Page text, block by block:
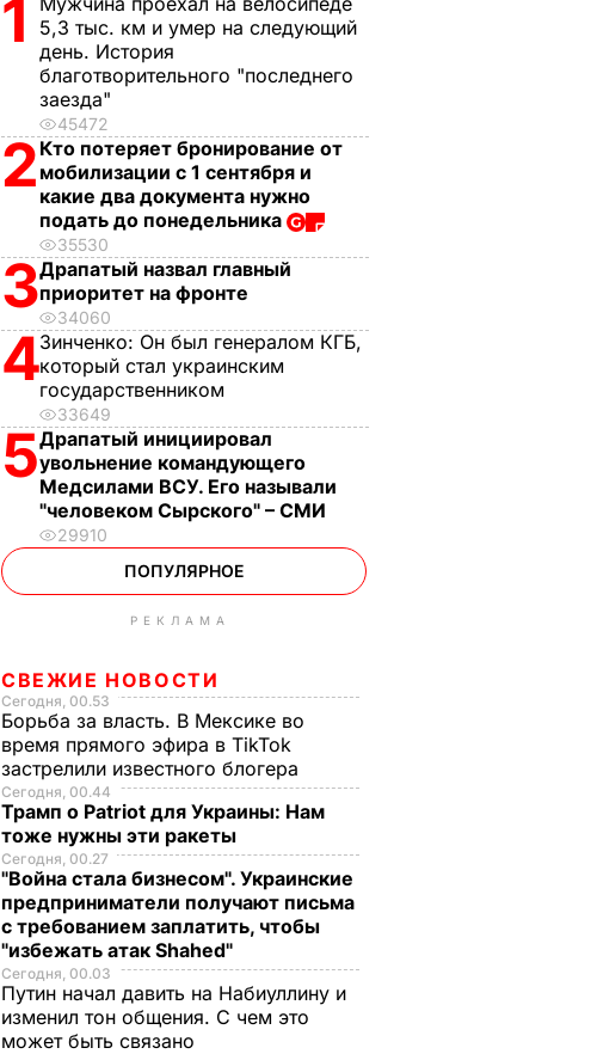
1
5,3 тыс. км и умер на следующий
день. История
благотворительного "последнего
заезда"
45472
2 Кто потеряет бронирование от
мобилизации с 1 сентября и
какие два документа нужно
подать до понедельника
35530
3Драпатый назвал главный
приоритет на фронте
34060
4Зинченко: Он был генералом КГБ,
который стал украинским
государственником
33649
5Драпатый инициировал
увольнение командующего
Медсилами ВСУ. Его называли
"человеком Сырского" – СМИ
29910
ПОПУЛЯРНОЕ
РЕКЛАМА
СВЕЖИЕ НОВОСТИ
Сегодня, 00.53
Борьба за власть. В Мексике во
время прямого эфира в TikTok
застрелили известного блогера
Сегодня, 00.44
Трамп о Patriot для Украины: Нам
тоже нужны эти ракеты
Сегодня, 00.27
"Война стала бизнесом". Украинские
предприниматели получают письма
с требованием заплатить, чтобы
"избежать атак Shahed"
Сегодня, 00.03
Путин начал давить на Набиуллину и
изменил тон общения. С чем это
может быть связано